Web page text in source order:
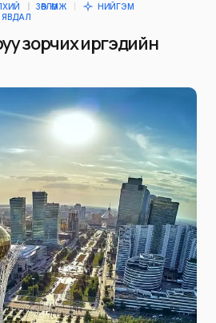
ЗӨВЛӨМЖ
НИЙГЭМ
ЯВДАЛ
зорчих иргэдийн